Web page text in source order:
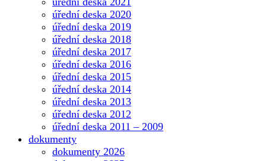
úřední deska 2020
úřední deska 2019
úřední deska 2018
úřední deska 2017
úřední deska 2016
úřední deska 2015
úřední deska 2014
úřední deska 2013
úřední deska 2012
úřední deska 2011 – 2009
dokumenty
dokumenty 2026